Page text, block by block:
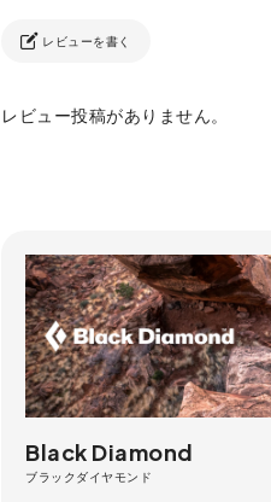
レビューを書く
レビュー投稿がありません。
Black Diamond
ブラックダイヤモンド